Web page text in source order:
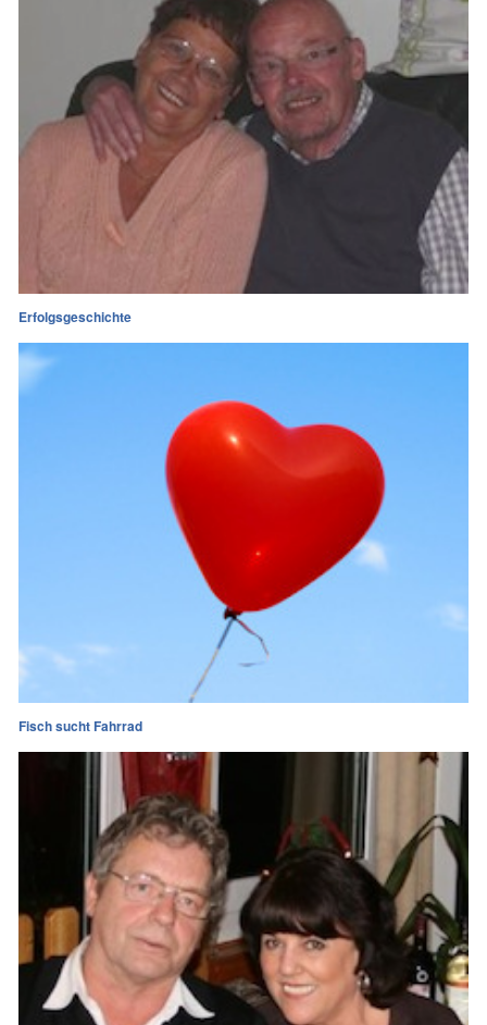
Erfolgsgeschichte
Fisch sucht Fahrrad